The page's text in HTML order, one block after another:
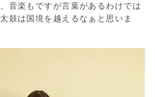
音楽もですが言葉があるわけでは
鼓は国境を越えるなぁと思いま